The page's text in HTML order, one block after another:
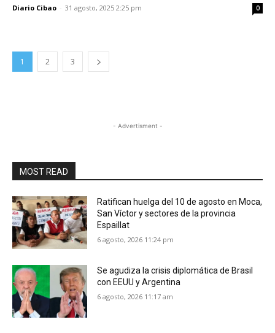
Diario Cibao - 31 agosto, 2025 2:25 pm 0
1 2 3
- Advertisment -
MOST READ
Ratifican huelga del 10 de agosto en Moca,
San Víctor y sectores de la provincia
Espaillat
6 agosto, 2026 11:24 pm
Se agudiza la crisis diplomática de Brasil
con EEUU y Argentina
6 agosto, 2026 11:17 am